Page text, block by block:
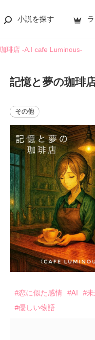
小説を探す
琲店 -A.I cafe Luminous-
記憶と夢の珈琲
その他
#恋に似た感情 #AI #
#優しい物語